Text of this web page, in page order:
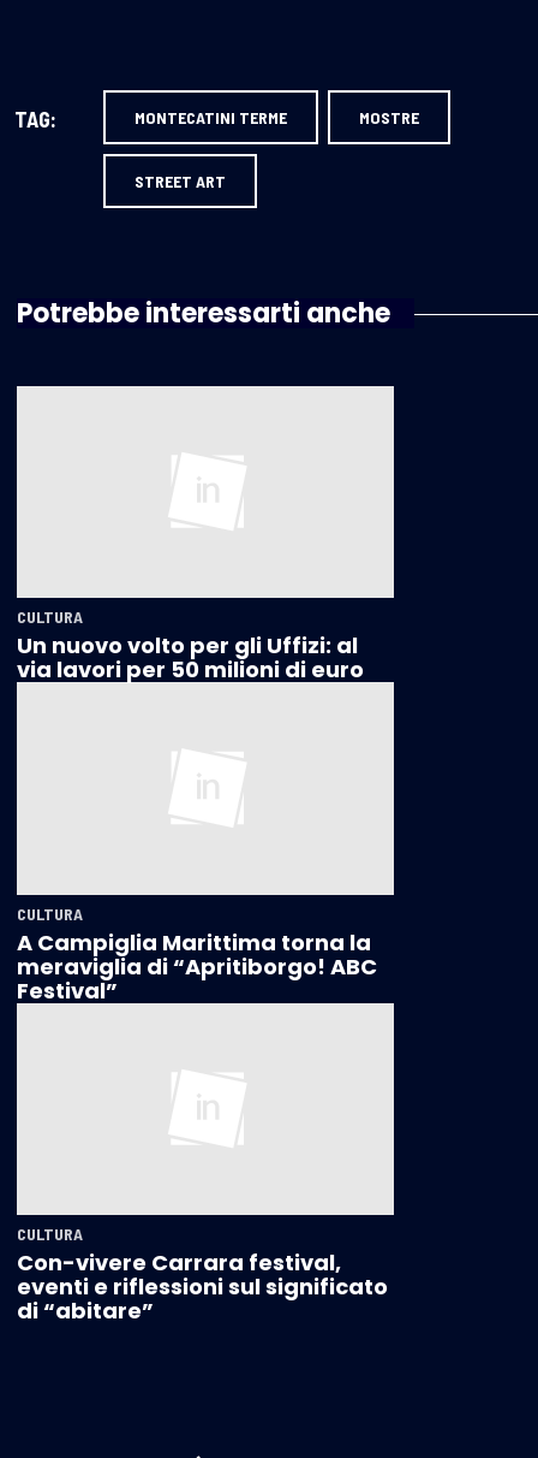
TAG: MONTECATINI TERME MOSTRE
STREET ART
Potrebbe interessarti anche
CULTURA
Un nuovo volto per gli Uffizi: al
via lavori per 50 milioni di euro
CULTURA
A Campiglia Marittima torna la
meraviglia di “Apritiborgo! ABC
Festival”
CULTURA
Con-vivere Carrara festival,
eventi e riflessioni sul significato
di “abitare”